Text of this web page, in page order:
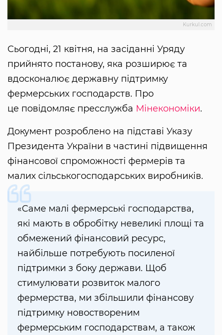
Kurkul.com
Сьогодні, 21 квітня, на засіданні Уряду
прийнято постанову, яка розширює та
вдосконалює державну підтримку
фермерських господарств. Про
це повідомляє пресслужба Мінекономіки.
Документ розроблено на підставі Указу
Президента України в частині підвищення
фінансової спроможності фермерів та
малих сільськогосподарських виробників.
«Саме малі фермерські господарства,
які мають в обробітку невеликі площі та
обмежений фінансовий ресурс,
найбільше потребують посиленої
підтримки з боку держави. Щоб
стимулювати розвиток малого
фермерства, ми збільшили фінансову
підтримку новоствореним
фермерським господарствам, а також